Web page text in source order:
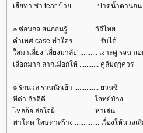
เสียท่า ซ่า tear ป้าย ............. ปาดน้ำตานอน
๏ ซ่อนกล สนก่อนรู้ .............. วิถีไท
คำเทศ case ทำใคร .............. รับได้
สมาเลี่ยง 'เสี่ยงมาลัย' .......... เงาะคู่ รจนาเ
เลือกมาก ลากเมือกให้ ........... คู่ล้มฤๅควร
๏ รักนวล รวนนักเย้า .............. ยวนซี
ทีด่า ถ้าดีตี .......................... โจทย์บ้าง
ไหลจ้อ ล่อใจผี ..................... ห่าเล่น
ท่าโดด โทษด่าสร้าง .............. เรื่องให้นวลเ